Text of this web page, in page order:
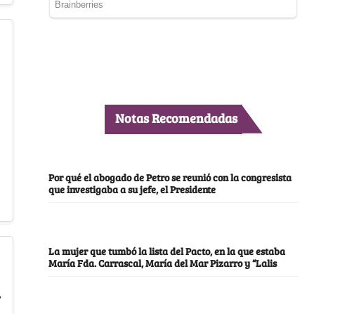
Notas Recomendadas
Por qué el abogado de Petro se reunió con la congresista
que investigaba a su jefe, el Presidente
La mujer que tumbó la lista del Pacto, en la que estaba
María Fda. Carrascal, María del Mar Pizarro y “Lalis